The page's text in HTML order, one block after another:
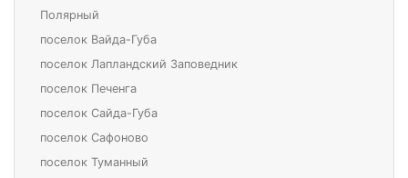
Полярный
поселок Вайда-Губа
поселок Лапландский Заповедник
поселок Печенга
поселок Сайда-Губа
поселок Сафоново
поселок Туманный